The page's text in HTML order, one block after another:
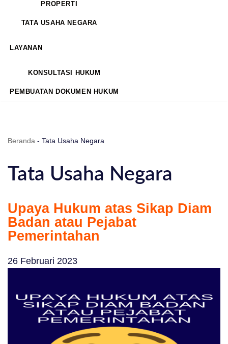
PROPERTI
TATA USAHA NEGARA
LAYANAN
KONSULTASI HUKUM
PEMBUATAN DOKUMEN HUKUM
Beranda - Tata Usaha Negara
Tata Usaha Negara
Upaya Hukum atas Sikap Diam
Badan atau Pejabat
Pemerintahan
26 Februari 2023